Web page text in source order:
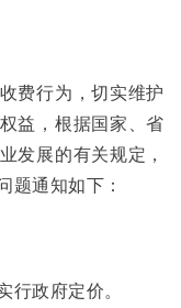
费行为，切实维护
益，根据国家、省
发展的有关规定，
题通知如下：
行政府定价。